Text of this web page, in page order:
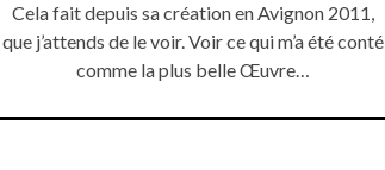
Cela fait depuis sa création en Avignon 2011,
que j’attends de le voir. Voir ce qui m’a été conté
comme la plus belle Œuvre…